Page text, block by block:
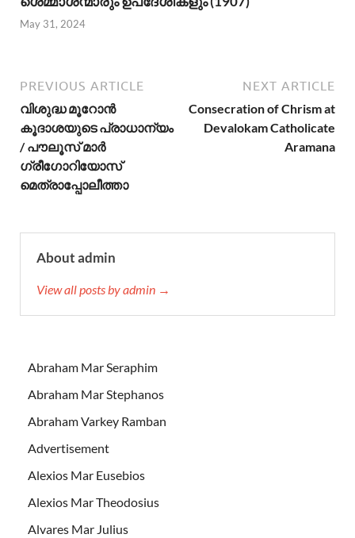
May 31, 2024
PREVIOUS ARTICLE
വിശുദ്ധ മൂറോന്‍
കൂദാശയുടെ പ്രാധാന്യം
/ പൗലൂസ് മാര്‍
ഗ്രീഗോറിയോസ്
മെത്രാപ്പോലീത്താ
NEXT ARTICLE
Consecration of Chrism at
Devalokam Catholicate
Aramana
About admin
View all posts by admin →
Abraham Mar Seraphim
Abraham Mar Stephanos
Abraham Varkey Ramban
Advertisement
Alexios Mar Eusebios
Alexios Mar Theodosius
Alvares Mar Julius